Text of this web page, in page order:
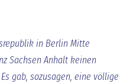
in Berlin Mitte
Sachsen Anhalt keinen
gab, sozusagen, eine völlige